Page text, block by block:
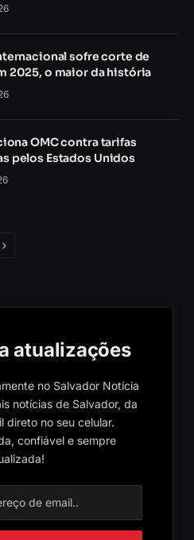
sofre corte de
2025, o maior da história
OMC contra tarifas
pelos Estados Unidos
Próximo
atualizações
no Salvador Notícia
notícias de Salvador, da
direto no seu celular.
confiável e sempre